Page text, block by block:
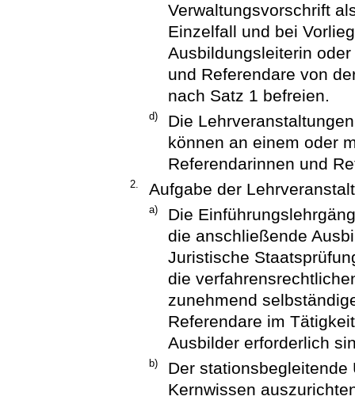
Verwaltungsvorschrift
Einzelfall und bei
Ausbildungsleiterin
und Referendare von
nach Satz 1 befreien.
d)
Die
können an einem oder
Referendarinnen und
2. Aufgabe der
a)
Die
die anschließende
Juristische
die
zunehmend
Referendare im
Ausbilder erforderlich
b)
Der
Kernwissen